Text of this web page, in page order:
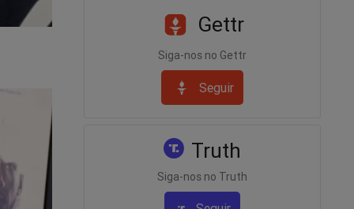
de
da
clique
Gettr
Siga-nos no Gettr
Seguir
Truth
Siga-nos no Truth